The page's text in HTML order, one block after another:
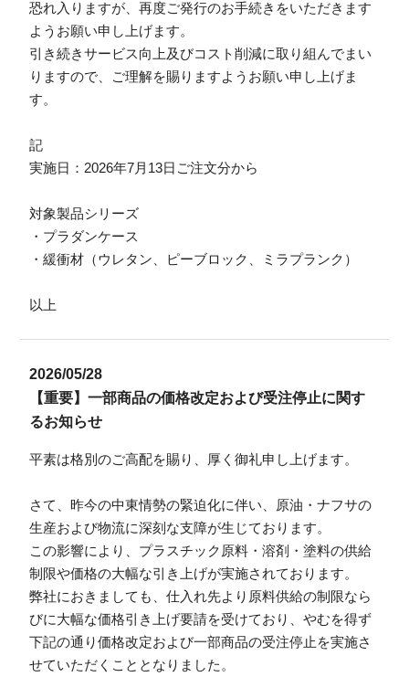
恐れ入りますが、再度ご発行のお手続きをいただきます
ようお願い申し上げます。
引き続きサービス向上及びコスト削減に取り組んでまい
りますので、ご理解を賜りますようお願い申し上げま
す。
記
実施日：2026年7月13日ご注文分から
対象製品シリーズ
・プラダンケース
・緩衝材（ウレタン、ピーブロック、ミラプランク）
以上
2026/05/28
【重要】一部商品の価格改定および受注停止に関す
るお知らせ
平素は格別のご高配を賜り、厚く御礼申し上げます。
さて、昨今の中東情勢の緊迫化に伴い、原油・ナフサの
生産および物流に深刻な支障が生じております。
この影響により、プラスチック原料・溶剤・塗料の供給
制限や価格の大幅な引き上げが実施されております。
弊社におきましても、仕入れ先より原料供給の制限なら
びに大幅な価格引き上げ要請を受けており、やむを得ず
下記の通り価格改定および一部商品の受注停止を実施さ
せていただくこととなりました。